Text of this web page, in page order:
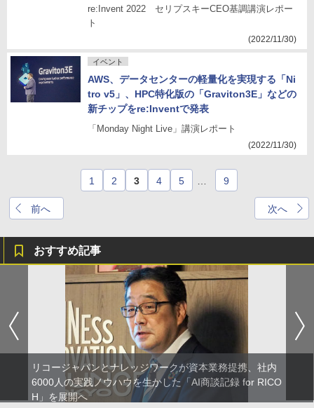
re:Invent 2022 セリプスキーCEO基調講演レポー
ト
(2022/11/30)
イベント
AWS、データセンターの軽量化を実現する「Ni
tro v5」、HPC特化版の「Graviton3E」などの
新チップをre:Inventで発表
「Monday Night Live」講演レポート
(2022/11/30)
前へ
1 2 3 4 5 9
次へ
おすすめ記事
リコージャパンとナレッジワークが資本業務提携、社内
6000人の実践ノウハウを生かした「AI商談記録 for RICO
H」を展開へ